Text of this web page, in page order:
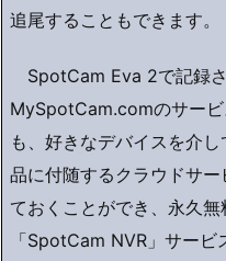
追尾することもできます。
SpotCam Eva 2で記録
MySpotCam.comのサー
も、好きなデバイスを介
品に付随するクラウドサ
ておくことができ、永久
「SpotCam NVR」サー